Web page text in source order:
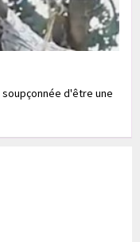
d'être une